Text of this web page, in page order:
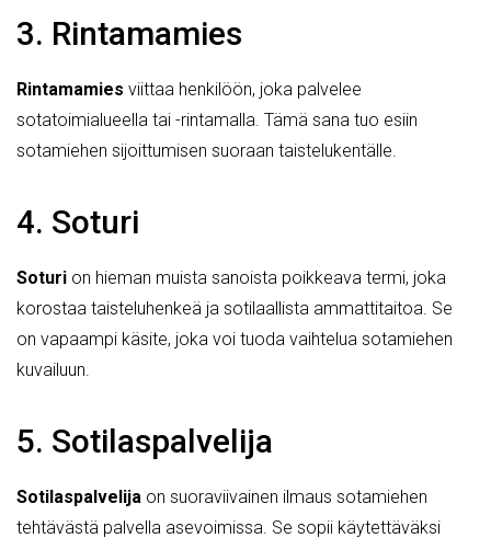
3. Rintamamies
Rintamamies viittaa henkilöön, joka palvelee
sotatoimialueella tai -rintamalla. Tämä sana tuo esiin
sotamiehen sijoittumisen suoraan taistelukentälle.
4. Soturi
Soturi on hieman muista sanoista poikkeava termi, joka
korostaa taisteluhenkeä ja sotilaallista ammattitaitoa. Se
on vapaampi käsite, joka voi tuoda vaihtelua sotamiehen
kuvailuun.
5. Sotilaspalvelija
Sotilaspalvelija on suoraviivainen ilmaus sotamiehen
tehtävästä palvella asevoimissa. Se sopii käytettäväksi